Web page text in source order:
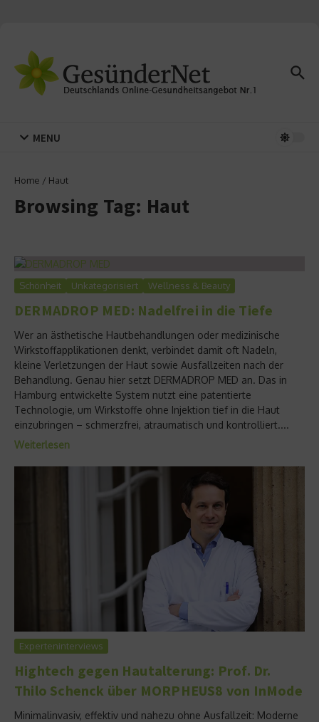
MENU
Home / Haut
Browsing Tag: Haut
Schönheit Unkategorisiert Wellness & Beauty
DERMADROP MED: Nadelfrei in die Tiefe
Wer an ästhetische Hautbehandlungen oder medizinische
Wirkstoffapplikationen denkt, verbindet damit oft Nadeln,
kleine Verletzungen der Haut sowie Ausfallzeiten nach der
Behandlung. Genau hier setzt DERMADROP MED an. Das in
Hamburg entwickelte System nutzt eine patentierte
Technologie, um Wirkstoffe ohne Injektion tief in die Haut
einzubringen – schmerzfrei, atraumatisch und kontrolliert....
Weiterlesen
Experteninterviews
Hightech gegen Hautalterung: Prof. Dr.
Thilo Schenck über MORPHEUS8 von InMode
Minimalinvasiv, effektiv und nahezu ohne Ausfallzeit: Moderne